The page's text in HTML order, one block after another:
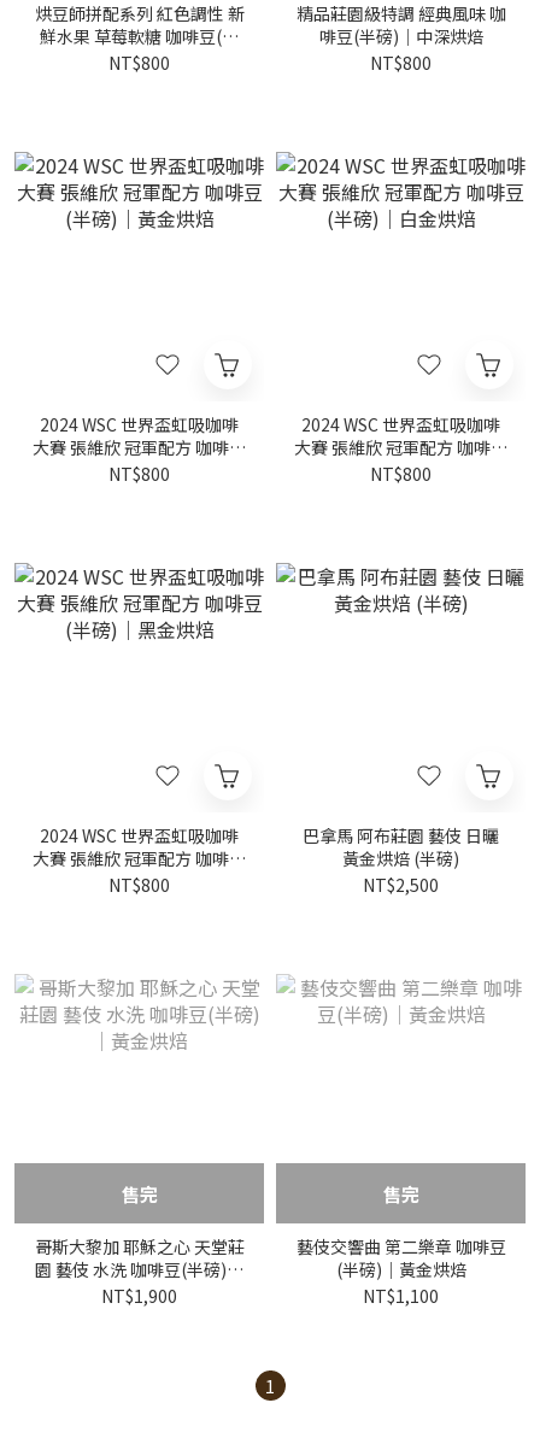
烘豆師拼配系列 紅色調性 新
鮮水果 草莓軟糖 咖啡豆(半
磅)｜白金烘焙
NT$800
精品莊園級特調 經典風味 咖
啡豆(半磅)｜中深烘焙
NT$800
2024 WSC 世界盃虹吸咖啡
大賽 張維欣 冠軍配方 咖啡豆
(半磅)｜黃金烘焙
NT$800
2024 WSC 世界盃虹吸咖啡
大賽 張維欣 冠軍配方 咖啡豆
(半磅)｜白金烘焙
NT$800
2024 WSC 世界盃虹吸咖啡
大賽 張維欣 冠軍配方 咖啡豆
(半磅)｜黑金烘焙
NT$800
巴拿馬 阿布莊園 藝伎 日曬
黃金烘焙 (半磅)
NT$2,500
售完
哥斯大黎加 耶穌之心 天堂莊
園 藝伎 水洗 咖啡豆(半磅)｜
黃金烘焙
NT$1,900
售完
藝伎交響曲 第二樂章 咖啡豆
(半磅)｜黃金烘焙
NT$1,100
1